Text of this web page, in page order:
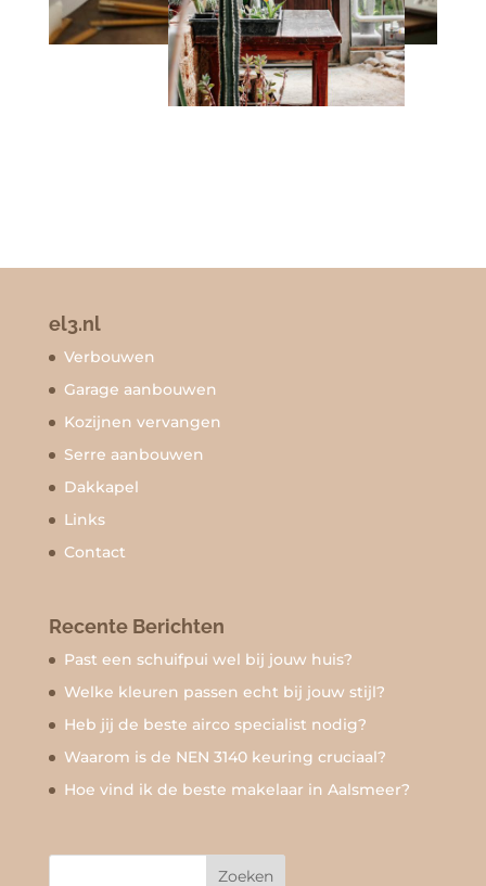
el3.nl
Verbouwen
Garage aanbouwen
Kozijnen vervangen
Serre aanbouwen
Dakkapel
Links
Contact
Recente Berichten
Past een schuifpui wel bij jouw huis?
Welke kleuren passen echt bij jouw stijl?
Heb jij de beste airco specialist nodig?
Waarom is de NEN 3140 keuring cruciaal?
Hoe vind ik de beste makelaar in Aalsmeer?